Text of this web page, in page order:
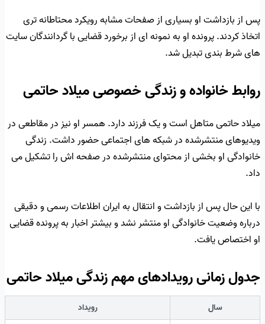
پس از بازداشت او بسیاری از صفحات مشابه رویکرد محتاطانه تری
اتخاذ کردند. پرونده او به نمونه ای از برخورد قضایی با گردانندگان سایت
های شرط بندی تبدیل شد.
روابط خانواده و زندگی خصوصی میلاد حاتمی
میلاد حاتمی متاهل است و یک فرزند دارد. همسر او نیز در مقاطعی در
ویدیوهای منتشرشده در شبکه های اجتماعی حضور داشت. زندگی
خانوادگی او بخشی از محتوای منتشرشده در صفحه اش را تشکیل می
داد.
با این حال پس از بازداشت و انتقال به ایران اطلاعات رسمی و دقیقی
درباره وضعیت خانوادگی او منتشر نشد و بیشتر اخبار به پرونده قضایی
او اختصاص یافت.
جدول زمانی رویدادهای مهم زندگی میلاد حاتمی
سال
رویداد